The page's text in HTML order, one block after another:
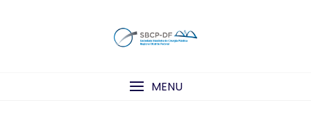
MENU